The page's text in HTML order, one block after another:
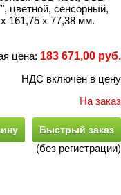
цветной, сенсорный,
161,75 x 77,38 мм.
цена: 183 671,00 руб.
НДС включён в цену
На заказ
Быстрый заказ
(без регистрации)